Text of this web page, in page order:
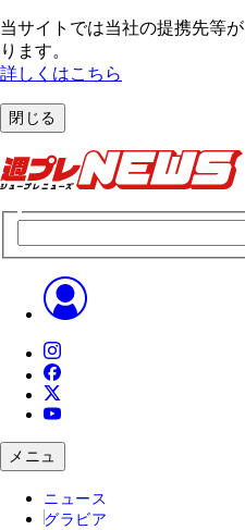
当サイトでは当社の提携先等
ります。
詳しくはこちら
閉じる
メニュ
ニュース
グラビア